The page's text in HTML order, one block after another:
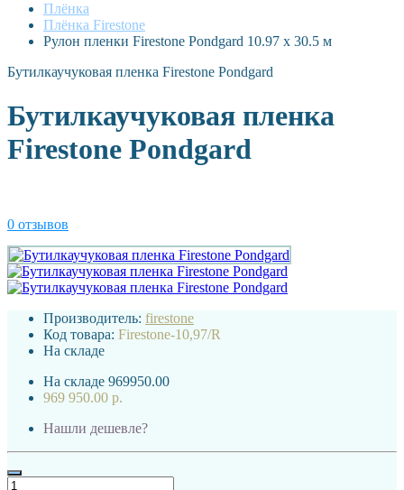
Плёнка
Плёнка Firestone
Рулон пленки Firestone Pondgard 10.97 х 30.5 м
Бутилкаучуковая пленка Firestone Pondgard
Бутилкаучуковая пленка
Firestone Pondgard
0 отзывов
Производитель: firestone
Код товара: Firestone-10,97/R
На складе
На складе 969950.00
969 950.00 р.
Нашли дешевле?